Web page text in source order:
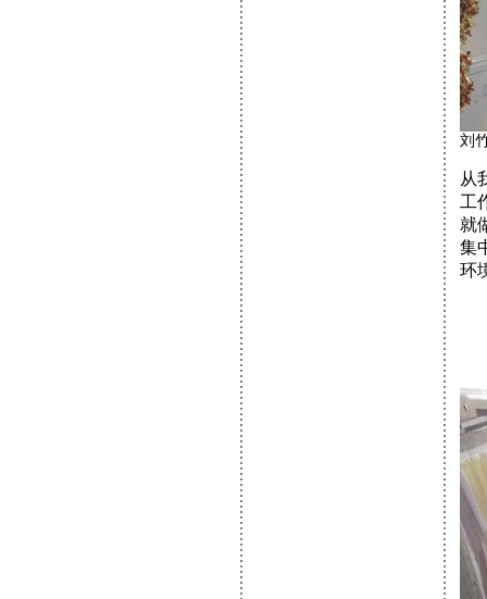
刘
从
工
就
集
环